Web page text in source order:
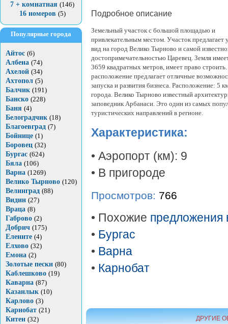
7 + комнатная (146)
16 номеров (5)
Популярные города
Айтос (6)
Албена (74)
Ахелой (34)
Ахтопол (5)
Балчик (191)
Банско (228)
Баня (4)
Белоградчик (18)
Благоевград (7)
Бойнице (1)
Боровец (32)
Бургас (624)
Бяла (106)
Варна (1269)
Велико Тырново (120)
Велинград (88)
Видин (27)
Враца (8)
Габрово (2)
Добрич (175)
Елените (4)
Елхово (32)
Емона (2)
Золотые пески (80)
Каблешково (19)
Каварна (87)
Казанлык (10)
Карлово (3)
Карнобат (21)
Китен (32)
Подробное описание
Земельный участок с большой площадью и
привлекательным местом. Участок предлагает
вид на город Велико Тырново и самой
достопримечательностью Царевец. Земля
3659 квадратных метров, имеет право
расположение предлагает отличные
запуска и развития бизнеса. Расположение: 5
города. Велико Тырново известный
заповедник Арбанаси. Это один из самых
туристических направлений в регионе.
Характеристика:
• Аэропорт (км): 9
• В пригороде
Просмотров: 766
• Похожие предложения
• Бургас
• Варна
• Карнобат
ДРУГИЕ